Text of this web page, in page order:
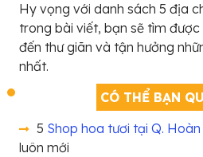
Hy vọng với danh sách 5 địa
trong bài viết, bạn sẽ tìm
đến thư giãn và tận hưởng
nhất.
CÓ THỂ BẠN
5 Shop hoa tươi tại Q. Hoàn
luôn mới